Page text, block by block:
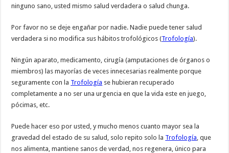
ninguno sano, usted mismo salud verdadera o salud chunga.
Por favor no se deje engañar por nadie. Nadie puede tener salud
verdadera si no modifica sus hábitos trofológicos (Trofología).
Ningún aparato, medicamento, cirugía (amputaciones de órganos o
miembros) las mayorías de veces innecesarias realmente porque
seguramente con la Trofología se hubieran recuperado
completamente a no ser una urgencia en que la vida este en juego,
pócimas, etc.
Puede hacer eso por usted, y mucho menos cuanto mayor sea la
gravedad del estado de su salud, solo repito solo la Trofología , que
nos alimenta, mantiene sanos de verdad, nos regenera, único para